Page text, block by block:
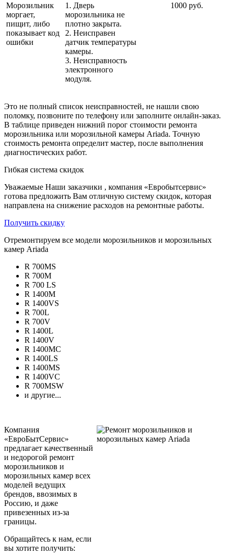
Морозильник
моргает,
пищит, либо
показывает код
ошибки
1. Дверь
морозильника не
плотно закрыта.
2. Неисправен
датчик температуры
камеры.
3. Неисправность
электронного
модуля.
1000 руб.
Это не полный список неисправностей, не нашли свою
поломку, позвоните по телефону или заполните онлайн-заказ.
В таблице приведен нижний порог стоимости ремонта
морозильника или морозильной камеры Ariada. Точную
стоимость ремонта определит мастер, после выполнения
диагностических работ.
Гибкая система скидок
Уважаемые Наши заказчики , компания «Евробытсервис»
готова предложить Вам отличную систему скидок, которая
направлена на снижение расходов на ремонтные работы.
Получить скидку
Отремонтируем все модели морозильников и морозильных
камер Ariada
R 700MS
R 700M
R 700 LS
R 1400M
R 1400VS
R 700L
R 700V
R 1400L
R 1400V
R 1400MC
R 1400LS
R 1400MS
R 1400VC
R 700MSW
и другие...
Компания
«ЕвроБытСервис»
предлагает качественный
и недорогой ремонт
морозильников и
морозильных камер всех
моделей ведущих
брендов, ввозимых в
Россию, и даже
привезенных из-за
границы.
Обращайтесь к нам, если
вы хотите получить: